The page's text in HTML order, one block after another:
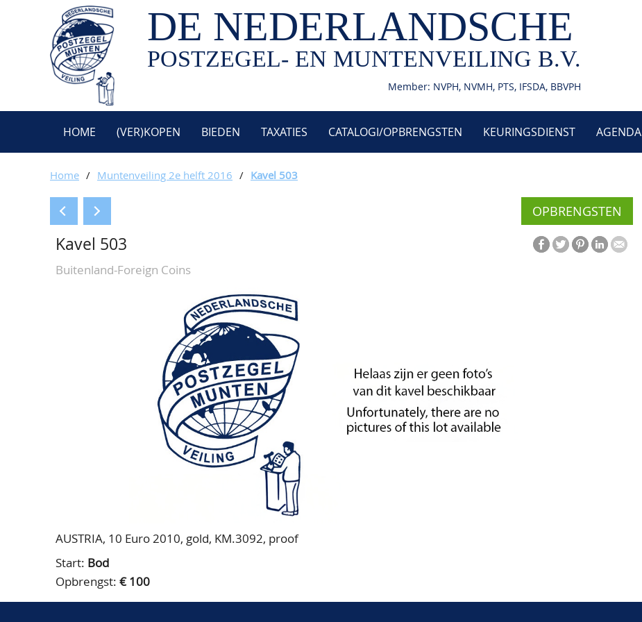
DE NEDERLANDSCHE
POSTZEGEL- EN MUNTENVEILING B.V.
Member: NVPH, NVMH, PTS, IFSDA, BBVPH
HOME (VER)KOPEN BIEDEN TAXATIES CATALOGI/OPBRENGSTEN KEURINGSDIENST AGENDA
Home / Muntenveiling 2e helft 2016 / Kavel 503
OPBRENGSTEN
Kavel 503
Buitenland-Foreign Coins
AUSTRIA, 10 Euro 2010, gold, KM.3092, proof
Start: Bod
Opbrengst: € 100